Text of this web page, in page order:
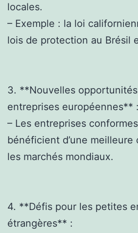
locales.
– Exemple : la loi
lois de protection au Brésil
3. **Nouvelles
entreprises européennes** :
– Les entreprises
bénéficient d’une
les marchés mondiaux.
4. **Défis pour les petites
étrangères** :